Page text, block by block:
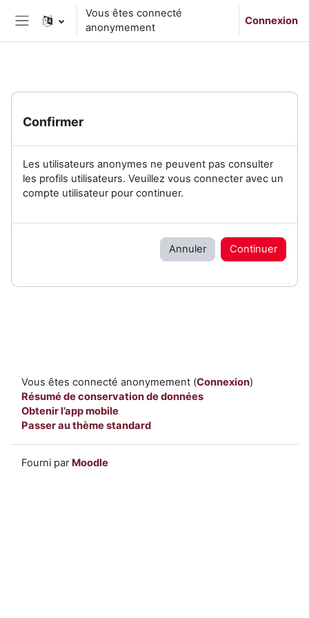
Passer au contenu principal
Panneau latéral
Vous êtes connecté
anonymement
Connexion
Confirmer
Les utilisateurs anonymes ne peuvent pas consulter
les profils utilisateurs. Veuillez vous connecter avec un
compte utilisateur pour continuer.
Annuler Continuer
Vous êtes connecté anonymement (Connexion)
Résumé de conservation de données
Obtenir l’app mobile
Passer au thème standard
Fourni par Moodle